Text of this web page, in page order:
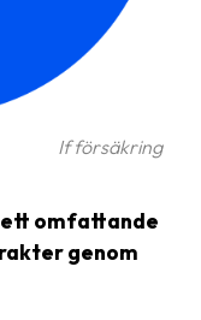
If försäkring
omfattande
genom